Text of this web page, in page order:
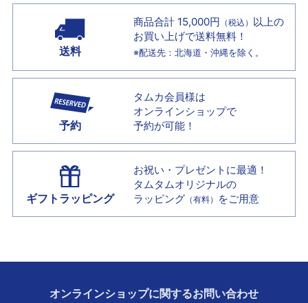
送料
商品合計 15,000円 （税込） 以上の
お買い上げで送料無料！
※配送先：北海道・沖縄を除く。
予約
タムカ会員様は
オンラインショップで
予約が可能！
ギフトラッピング
お祝い・プレゼントに最適！
タムタムオリジナルの
ラッピング （有料） をご用意
オンラインショップに関するお問い合わせ